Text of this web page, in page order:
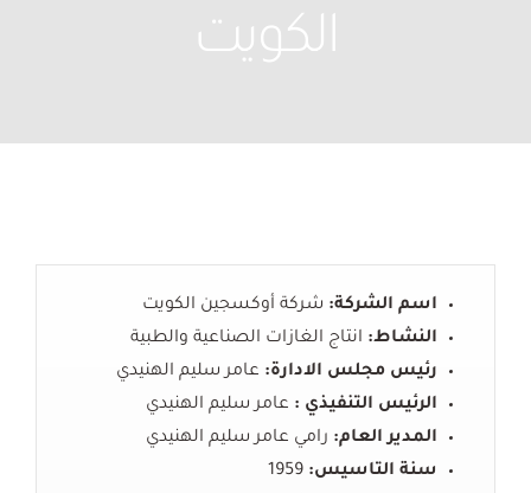
الكويت
اسم الشركة: شركة أوكسجين الكويت
النشاط: انتاج الغازات الصناعية والطبية
رئيس مجلس الادارة: عامر سليم الهنيدي
الرئيس التنفيذي : عامر سليم الهنيدي
المدير العام: رامي عامر سليم الهنيدي
سنة التاسيس: 1959